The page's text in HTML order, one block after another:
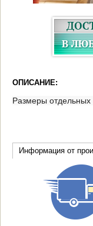
ОПИСАНИЕ:
Размеры
Информация от